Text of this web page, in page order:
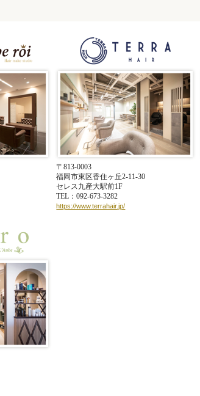
〒813-0003
福岡市東区香住ヶ丘2-11-30
セレス九産大駅前1F
TEL：092-673-3282
https://www.terrahair.jp/